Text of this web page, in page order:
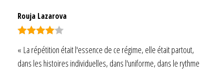
Rouja Lazarova
sur 5
« La répétition était l'essence de ce régime, elle était partout,
dans les histoires individuelles, dans l'uniforme, dans le rythme